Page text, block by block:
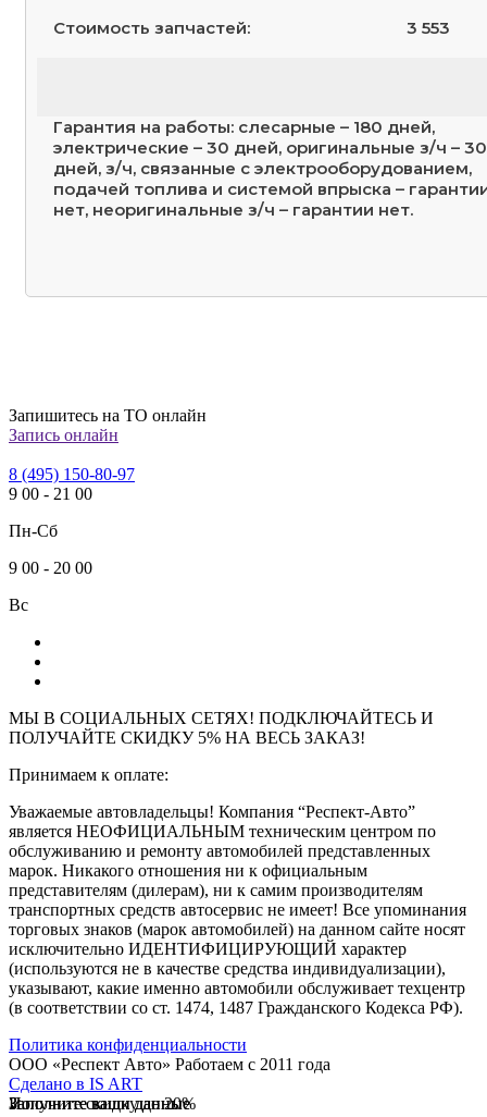
Стоимость запчастей: 3 553
Гарантия на работы: слесарные – 180 дней,
электрические – 30 дней, оригинальные з/ч – 30
дней, з/ч, связанные с электрооборудованием,
подачей топлива и системой впрыска –
нет, неоригинальные з/ч – гарантии нет.
Запишитесь на ТО онлайн
Запись онлайн
8 (495) 150-80-97
9 00 - 21 00
Пн-Сб
9 00 - 20 00
Вс
МЫ В СОЦИАЛЬНЫХ СЕТЯХ! ПОДКЛЮЧАЙТЕСЬ И
ПОЛУЧАЙТЕ СКИДКУ 5% НА ВЕСЬ ЗАКАЗ!
Принимаем к оплате:
Уважаемые автовладельцы! Компания “Респект-Авто”
является НЕОФИЦИАЛЬНЫМ техническим центром по
обслуживанию и ремонту автомобилей представленных
марок. Никакого отношения ни к официальным
представителям (дилерам), ни к самим производителям
транспортных средств автосервис не имеет! Все упоминания
торговых знаков (марок автомобилей) на данном сайте носят
исключительно ИДЕНТИФИЦИРУЮЩИЙ характер
(используются не в качестве средства индивидуализации),
указывают, какие именно автомобили обслуживает техцентр
(в соответствии со ст. 1474, 1487 Гражданского Кодекса РФ).
Политика конфиденциальности
ООО «Респект Авто» Работаем с 2011 года
Сделано в IS ART
Заполните ваши данные
Получите скидку до 20%
Заполните ваши данные
✓